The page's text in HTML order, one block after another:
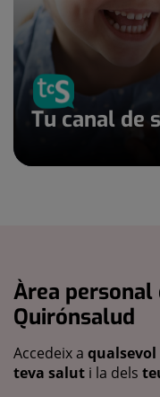
Tu canal de
Àrea personal
Quirónsalud
Accedeix a
teva salut i la dels